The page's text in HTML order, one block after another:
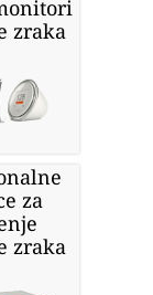
zraka
za
zraka